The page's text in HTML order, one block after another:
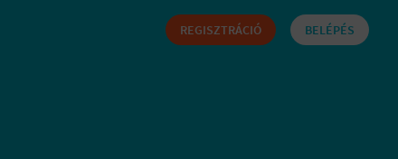
BELÉPÉS
REGISZTRÁCIÓ